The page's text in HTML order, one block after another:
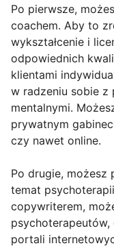
Po pierwsze,
coachem. Aby to
wykształcenie i
odpowiednich
klientami
w radzeniu sobie z
mentalnymi.
prywatnym
czy nawet online.
Po drugie, możesz
temat
copywriterem,
portali